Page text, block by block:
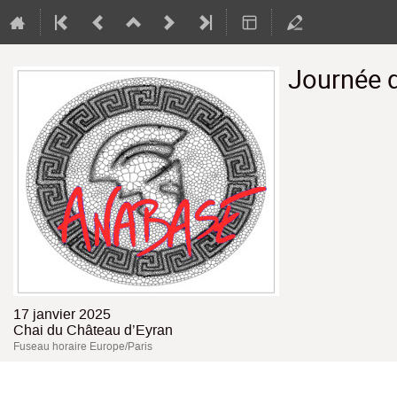
Journée
17 janvier 2025
Chai du Château d’Eyran
Fuseau horaire Europe/Paris